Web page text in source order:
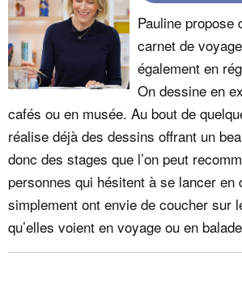
Pauline propose
carnet de
également en
On dessine en
cafés ou en musée. Au bout de
réalise déjà des dessins offrant un
donc des stages que l’on peut
personnes qui hésitent à se lancer en
simplement ont envie de coucher sur
qu’elles voient en voyage ou en